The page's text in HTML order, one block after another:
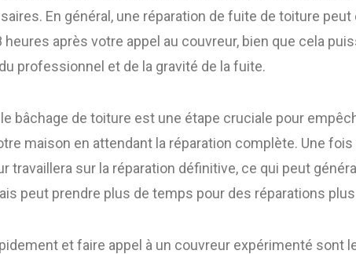
En général, une réparation de fuite de toiture
heures après votre appel au couvreur, bien que cela
professionnel et de la gravité de la fuite.
le bâchage de toiture est une étape cruciale pour
maison en attendant la réparation complète. Une
travaillera sur la réparation définitive, ce qui peut
peut prendre plus de temps pour des réparations
et faire appel à un couvreur expérimenté sont